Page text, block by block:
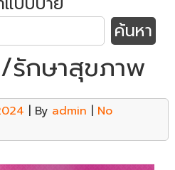
รักษาสุขภาพ
| By admin | No